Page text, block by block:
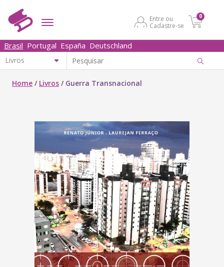
Entre ou
Cadastre-se
0
Brasil Portugal España Deutschland
Home / Livros / Guerra Transnacional